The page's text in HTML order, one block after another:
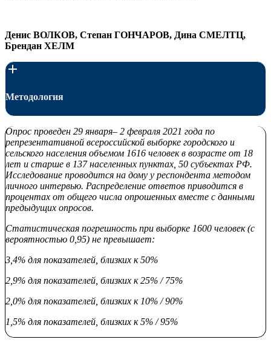
Денис ВОЛКОВ, Степан ГОНЧАРОВ, Дина СМЕЛТЦ,
Брендан ХЕЛМ
Методология
Опрос проведен 29 января– 2 февраля 2021 года по
репрезентативной всероссийской выборке городского и
сельского населения объемом 1616 человек в возрасте от 18
лет и старше в 137 населенных пунктах, 50 субъектах РФ.
Исследование проводится на дому у респондента методом
личного интервью. Распределение ответов приводится в
процентах от общего числа опрошенных вместе с данными
предыдущих опросов.
Статистическая погрешность при выборке 1600 человек (с
вероятностью 0,95) не превышает:
3,4% для показателей, близких к 50%
2,9% для показателей, близких к 25% / 75%
2,0% для показателей, близких к 10% / 90%
1,5% для показателей, близких к 5% / 95%